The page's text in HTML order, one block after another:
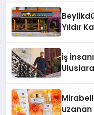
Hayata
Yıldır
İş